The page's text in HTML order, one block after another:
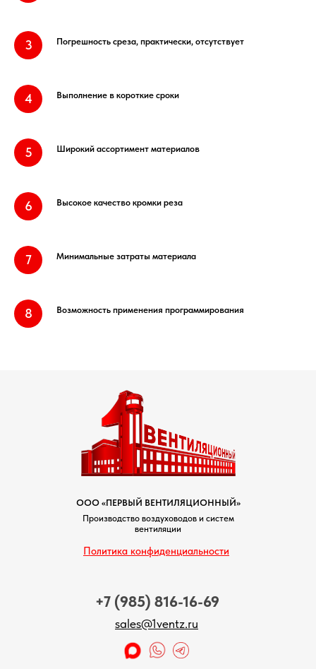
Погрешность среза, практически, отсутствует
Выполнение в короткие сроки
Широкий ассортимент материалов
Высокое качество кромки реза
Минимальные затраты материала
Возможность применения программирования
ООО «ПЕРВЫЙ ВЕНТИЛЯЦИОННЫЙ»
Производство воздуховодов и систем
вентиляции
Политика конфиденциальности
+7 (985) 816-16-69
sales@1ventz.ru